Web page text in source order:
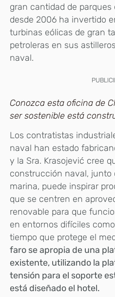
gran cantidad de parques
desde 2006 ha invertido
turbinas eólicas de gran
petroleras en sus
naval.
Conozca esta oficina de
ser sostenible está
Los contratistas
naval han estado
y la Sra. Krasojević cree
construcción naval, junto
marina, puede inspirar
que se centren en
renovable para que
en entornos difíciles
tiempo que protege el
faro se apropia de una
existente, utilizando la
tensión para el soporte
está diseñado el hotel.